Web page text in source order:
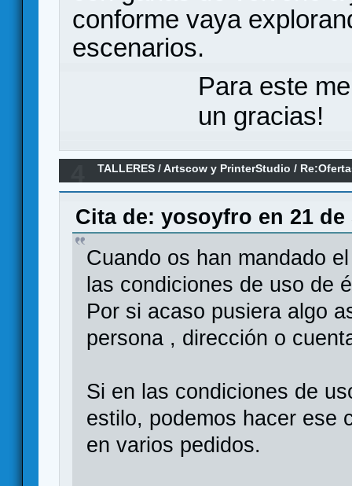
conforme vaya
escenarios.
Para este
un gracias!
TALLERES /Artscow y PrinterStudio /
Cita de: yosoyfro en 21 de
Cuando os han mandado
las condiciones de uso de
Por si acaso pusiera algo
persona , dirección o
Si en las condiciones de
estilo, podemos hacer ese
en varios pedidos.